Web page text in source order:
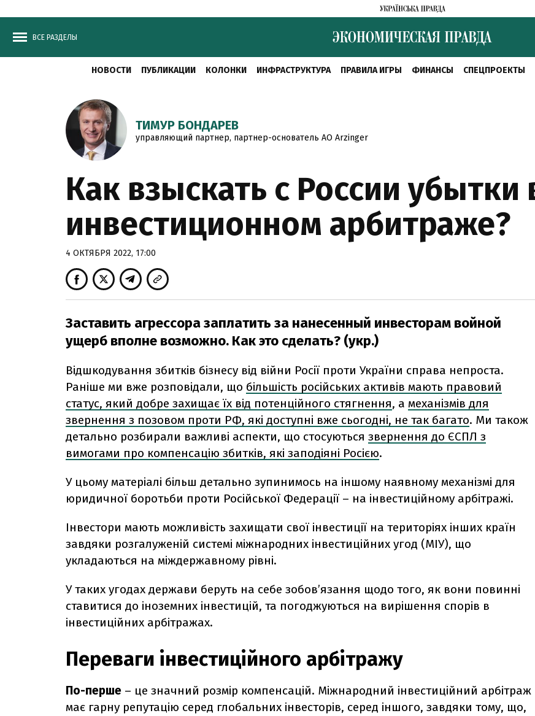
ВСЕ РАЗДЕЛЫ
НОВОСТИ ПУБЛИКАЦИИ КОЛОНКИ ИНФРАСТРУКТУРА ПРАВИЛА ИГРЫ ФИНАНСЫ СПЕЦПРОЕКТЫ
ТИМУР БОНДАРЕВ
управляющий партнер, партнер-основатель АО Arzinger
Как взыскать с России убытки
инвестиционном арбитраже?
4 ОКТЯБРЯ 2022, 17:00
Заставить агрессора заплатить за нанесенный инвесторам войной
ущерб вполне возможно. Как это сделать? (укр.)
Відшкодування збитків бізнесу від війни Росії проти України справа непроста.
Раніше ми вже розповідали, що більшість російських активів мають правовий
статус, який добре захищає їх від потенційного стягнення, а механізмів для
звернення з позовом проти РФ, які доступні вже сьогодні, не так багато. Ми також
детально розбирали важливі аспекти, що стосуються звернення до ЄСПЛ з
вимогами про компенсацію збитків, які заподіяні Росією.
У цьому матеріалі більш детально зупинимось на іншому наявному механізмі для
юридичної боротьби проти Російської Федерації – на інвестиційному арбітражі.
Інвестори мають можливість захищати свої інвестиції на територіях інших країн
завдяки розгалуженій системі міжнародних інвестиційних угод (МІУ), що
укладаються на міждержавному рівні.
У таких угодах держави беруть на себе зобов’язання щодо того, як вони повинні
ставитися до іноземних інвестицій, та погоджуються на вирішення спорів в
інвестиційних арбітражах.
Переваги інвестиційного арбітражу
По-перше – це значний розмір компенсацій. Міжнародний інвестиційний арбітраж
має гарну репутацію серед глобальних інвесторів, серед іншого, завдяки тому, що,